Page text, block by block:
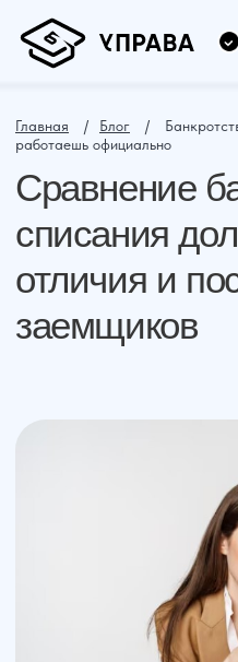
Сравнение
списания долгов
отличия и
заемщиков